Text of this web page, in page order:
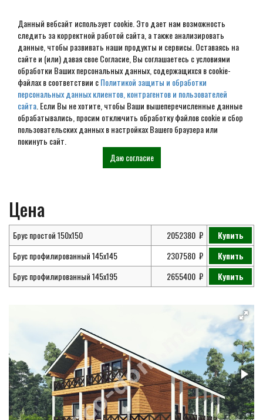
Данный вебсайт использует cookie. Это дает нам возможность
следить за корректной работой сайта, а также анализировать
данные, чтобы развивать наши продукты и сервисы. Оставаясь на
сайте и (или) давая свое Согласие, Вы соглашаетесь с условиями
обработки Ваших персональных данных, содержащихся в cookie-
файлах в соответствии сПолитикой защиты и обработки
персональных данных клиентов, контрагентов и пользователей
сайта . Если Вы не хотите, чтобы Ваши вышеперечисленные данные
обрабатывались, просим отключить обработку файлов cookie и сбор
пользовательских данных в настройках Вашего браузера или
покинуть сайт.
Даю согласие
Проект дома из бруса 11х12
№ ДБ-91
Главная Проекты
Дома из
Проект дома из бруса 11х12 №
ДБ-91
Цена
Брус простой 150х150 2052380
Купить
Брус профилированный 145х145
2307580
Купить
Брус профилированный 145х195
2655400 Купить